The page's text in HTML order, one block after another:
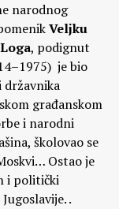
narodnog
Veljku
, podignut
je bio
građanskom
i narodni
školovao se
Ostao je
i politički
.